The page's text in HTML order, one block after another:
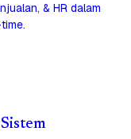
& HR dalam